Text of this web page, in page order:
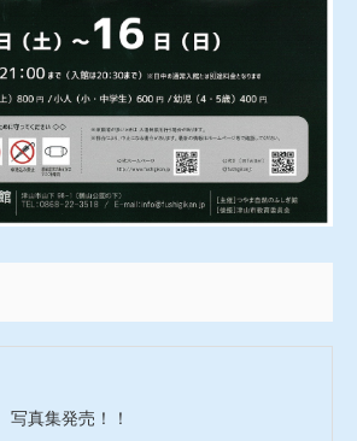
写真集発売！！